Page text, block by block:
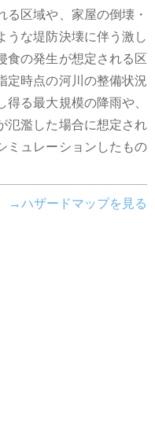
る区域や、家屋の倒壊・
うな堤防決壊に伴う激し
食の発生が想定される区
定時点の河川の整備状況
得る最大規模の降雨や、
氾濫した場合に想定され
ミュレーションしたもの
→ハザードマップを見る